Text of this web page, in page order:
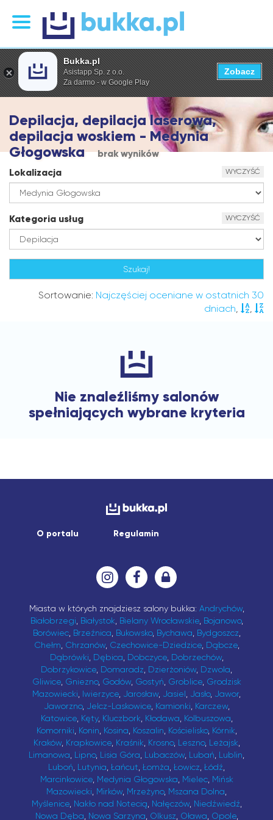
Depilacja, depilacja laserowa,
depilacja woskiem - Medynia
Głogowska
brak wyników
Lokalizacja
WYCZYŚĆ
Kategoria usług WYCZYŚĆ
Sortowanie: Najczęściej oceniane w ostatnich 30
dniach, ,
Nie znaleźliśmy salonów
spełniających wybrane kryteria
O portalu Regulamin
Miasta w których znajdziesz salony bukka: Andrychów,
Białobrzegi, Białystok, Bielany Wrocławskie, Bojanowo,
Borówiec, Brzeźnica, Bukowsko, Bychawa, Bydgoszcz,
Chełm, Chrzanów, Czechowice-Dziedzice, Dąbcze,
Dąbrówki, Dębica, Dobczyce, Dobrzechów,
Dobrzykowice, Domaradz, Dzierżoniów, Dzwola,
Gliwice, Gniezno, Godów, Gostyń, Groblice, Grodzisk
Mazowiecki, Iwierzyce, Jarosław, Jasiel, Jasło, Jawor,
Jaworzno, Jelcz-Laskowice, Kamionki, Karczew,
Katowice, Kęty, Kluczbork, Kłodawa, Kolbuszowa,
Komorniki, Konin, Kosina, Koszalin, Kościelisko, Kórnik,
Kraków, Krapkowice, Kraśnik, Krosno, Leszno, Leżajsk,
Limanowa, Lipno, Lisia Góra, Lubaczów, Lubań, Lublin,
Luboń, Lutynia, Łańcut, Łomża, Łowicz, Łódź,
Marcinkowice, Medynia Głogowska, Mielec, Mińsk
Mazowiecki, Mirków, Mrzeżyno, Mszana Dolna,
Myślenice, Nakło nad Notecią, Nałęczów, Niedźwiedź,
Nowa Dęba, Nowa Sarzyna, Olkusz, Oława, Opole,
Bukka.pl
Asistapp Sp. z o.o.
Za darmo - w Google Play
Zobacz